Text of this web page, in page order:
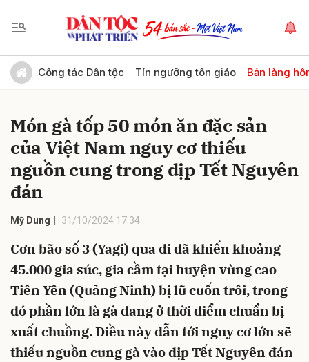
Công tác Dân tộc Tín ngưỡng tôn giáo Bản làng
Món gà tốp 50 món ăn đặc sản
của Việt Nam nguy cơ thiếu
nguồn cung trong dịp Tết Nguyên
đán
Mỹ Dung 31/10/2024 17:34
Cơn bão số 3 (Yagi) qua đi đã khiến khoảng
45.000 gia súc, gia cầm tại huyện vùng cao
Tiên Yên (Quảng Ninh) bị lũ cuốn trôi, trong
đó phần lớn là gà đang ở thời điểm chuẩn bị
xuất chuồng. Điều này dẫn tới nguy cơ lớn sẽ
thiếu nguồn cung gà vào dịp Tết Nguyên đán
Gửi bình luận